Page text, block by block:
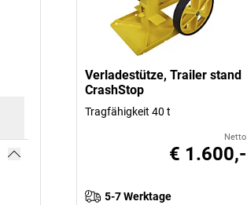
Verladestütze, Trailer stand
CrashStop
Tragfähigkeit 40 t
Netto
€ 1.600,-
5-7 Werktage